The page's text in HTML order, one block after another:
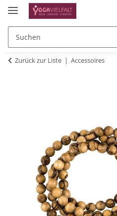
Zurück zur Liste Accessoires